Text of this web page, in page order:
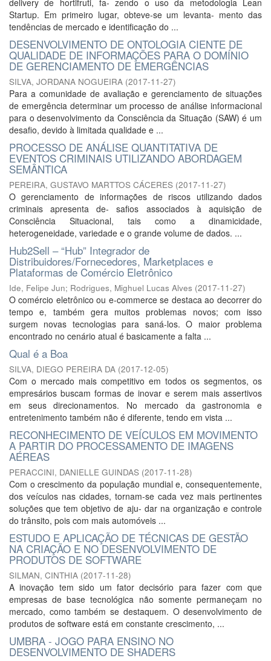
delivery de hortifruti, fa- zendo o uso da metodologia Lean
Startup. Em primeiro lugar, obteve-se um levanta- mento das
tendências de mercado e identificação do ...
DESENVOLVIMENTO DE ONTOLOGIA CIENTE DE
QUALIDADE DE INFORMAÇÕES PARA O DOMÍNIO
DE GERENCIAMENTO DE EMERGÊNCIAS
SILVA, JORDANA NOGUEIRA (2017-11-27)
Para a comunidade de avaliação e gerenciamento de situações
de emergência determinar um processo de análise informacional
para o desenvolvimento da Consciência da Situação (SAW) é um
desafio, devido à limitada qualidade e ...
PROCESSO DE ANÁLISE QUANTITATIVA DE
EVENTOS CRIMINAIS UTILIZANDO ABORDAGEM
SEMÂNTICA
PEREIRA, GUSTAVO MARTTOS CÁCERES (2017-11-27)
O gerenciamento de informações de riscos utilizando dados
criminais apresenta de- safios associados à aquisição de
Consciência Situacional, tais como a dinamicidade,
heterogeneidade, variedade e o grande volume de dados. ...
Hub2Sell – “Hub” Integrador de
Distribuidores/Fornecedores, Marketplaces e
Plataformas de Comércio Eletrônico
Ide, Felipe Jun; Rodrigues, Mighuel Lucas Alves (2017-11-27)
O comércio eletrônico ou e-commerce se destaca ao decorrer do
tempo e, também gera muitos problemas novos; com isso
surgem novas tecnologias para saná-los. O maior problema
encontrado no cenário atual é basicamente a falta ...
Qual é a Boa
SILVA, DIEGO PEREIRA DA (2017-12-05)
Com o mercado mais competitivo em todos os segmentos, os
empresários buscam formas de inovar e serem mais assertivos
em seus direcionamentos. No mercado da gastronomia e
entretenimento também não é diferente, tendo em vista ...
RECONHECIMENTO DE VEÍCULOS EM MOVIMENTO
A PARTIR DO PROCESSAMENTO DE IMAGENS
AÉREAS
PERACCINI, DANIELLE GUINDAS (2017-11-28)
Com o crescimento da população mundial e, consequentemente,
dos veículos nas cidades, tornam-se cada vez mais pertinentes
soluções que tem objetivo de aju- dar na organização e controle
do trânsito, pois com mais automóveis ...
ESTUDO E APLICAÇÃO DE TÉCNICAS DE GESTÃO
NA CRIAÇÃO E NO DESENVOLVIMENTO DE
PRODUTOS DE SOFTWARE
SILMAN, CINTHIA (2017-11-28)
A inovação tem sido um fator decisório para fazer com que
empresas de base tecnológica não somente permaneçam no
mercado, como também se destaquem. O desenvolvimento de
produtos de software está em constante crescimento, ...
UMBRA - JOGO PARA ENSINO NO
DESENVOLVIMENTO DE SHADERS